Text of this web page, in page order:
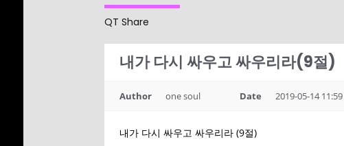
DECEMBER
10
AUGUST
2021 CONNECTION
QT Share
내가 다시 싸우고 싸우리라(9절)
Author one soul Date 2019-05-14 11:59
내가 다시 싸우고 싸우리라 (9절)